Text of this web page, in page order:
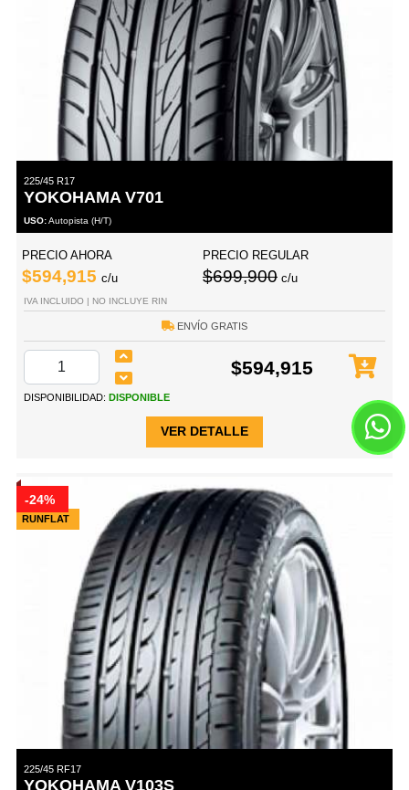
225/45 R17
YOKOHAMA V701
USO:Autopista (H/T)
PRECIO AHORA
$594,915 c/u
PRECIO REGULAR
$699,900 c/u
IVA INCLUIDO | NO INCLUYE RIN
ENVÍO GRATIS
$594,915
DISPONIBILIDAD: DISPONIBLE
VER DETALLE
RUNFLAT
-24%
225/45 RF17
YOKOHAMA V103S